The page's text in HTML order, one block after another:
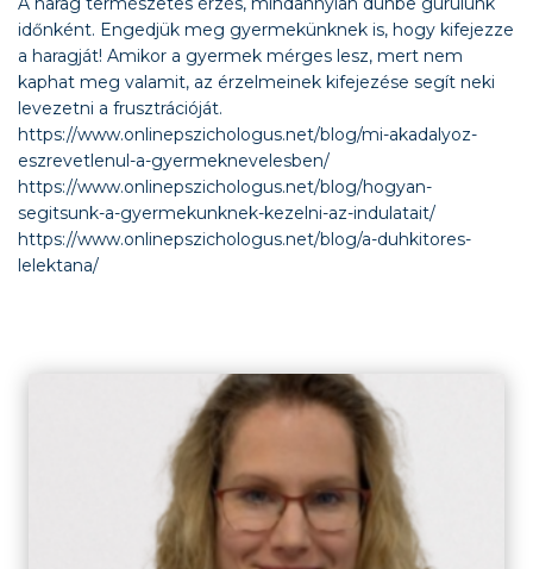
időnként. Engedjük meg gyermekünknek is, hogy kifejezze
a haragját! Amikor a gyermek mérges lesz, mert nem
kaphat meg valamit, az érzelmeinek kifejezése segít neki
levezetni a frusztrációját.
https://www.onlinepszichologus.net/blog/mi-akadalyoz-
eszrevetlenul-a-gyermeknevelesben/
https://www.onlinepszichologus.net/blog/hogyan-
segitsunk-a-gyermekunknek-kezelni-az-indulatait/
https://www.onlinepszichologus.net/blog/a-duhkitores-
lelektana/